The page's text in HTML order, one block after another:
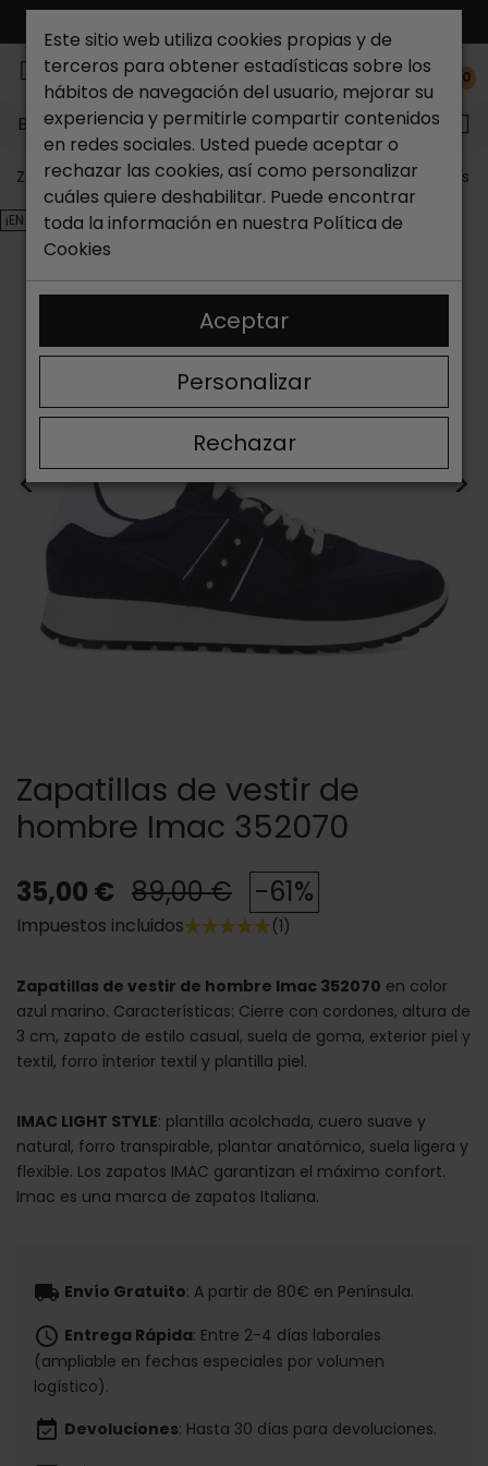
0
Buscar...
Zapateria Catchalot Outlet zapatos Outlet zapatos
¡EN OFERTA!
< >
Zapatillas de vestir de
hombre Imac 352070
35,00 € 89,00 € -61%
Impuestos incluidos (1)
Zapatillas de vestir de hombre Imac 352070 en color
azul marino. Características: Cierre con cordones, altura de
3 cm, zapato de estilo casual, suela de goma, exterior piel y
textil, forro interior textil y plantilla piel.
IMAC LIGHT STYLE: plantilla acolchada, cuero suave y
natural, forro transpirable, plantar anatómico, suela ligera y
flexible. Los zapatos IMAC garantizan el máximo confort.
Imac es una marca de zapatos Italiana.
local_shipping Envío Gratuito: A partir de 80€ en Península.
schedule Entrega Rápida: Entre 2-4 días laborales
(ampliable en fechas especiales por volumen
logístico).
event_available Devoluciones: Hasta 30 días para devoluciones.
Este sitio web utiliza cookies propias y de
terceros para obtener estadísticas sobre los
hábitos de navegación del usuario, mejorar su
experiencia y permitirle compartir contenidos
en redes sociales. Usted puede aceptar o
rechazar las cookies, así como personalizar
cuáles quiere deshabilitar. Puede encontrar
toda la información en nuestra Política de
Cookies
Rechazar
Personalizar
Aceptar